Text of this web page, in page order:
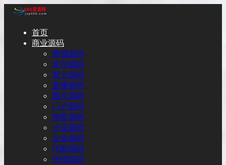
首页
商业源码
商城源码
支付源码
发卡源码
直播源码
图片源码
门户源码
淘客源码
小说源码
企业源码
代刷源码
分销源码